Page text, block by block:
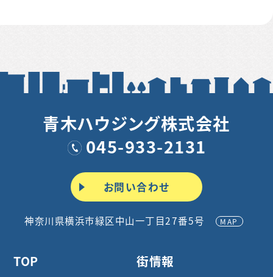
青木ハウジング株式会社
045-933-2131
お問い合わせ
神奈川県横浜市緑区中山一丁目27番5号 MAP
TOP 街情報